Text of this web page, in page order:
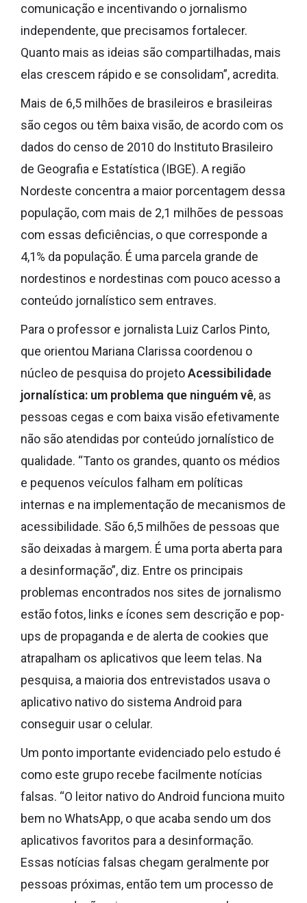
comunicação e incentivando o jornalismo
independente, que precisamos fortalecer.
Quanto mais as ideias são compartilhadas, mais
elas crescem rápido e se consolidam”, acredita.
Mais de 6,5 milhões de brasileiros e brasileiras
são cegos ou têm baixa visão, de acordo com os
dados do censo de 2010 do Instituto Brasileiro
de Geografia e Estatística (IBGE). A região
Nordeste concentra a maior porcentagem dessa
população, com mais de 2,1 milhões de pessoas
com essas deficiências, o que corresponde a
4,1% da população. É uma parcela grande de
nordestinos e nordestinas com pouco acesso a
conteúdo jornalístico sem entraves.
Para o professor e jornalista Luiz Carlos Pinto,
que orientou Mariana Clarissa coordenou o
núcleo de pesquisa do projetoAcessibilidade
jornalística: um problema que ninguém vê, as
pessoas cegas e com baixa visão efetivamente
não são atendidas por conteúdo jornalístico de
qualidade. “Tanto os grandes, quanto os médios
e pequenos veículos falham em políticas
internas e na implementação de mecanismos de
acessibilidade. São 6,5 milhões de pessoas que
são deixadas à margem. É uma porta aberta para
a desinformação”, diz. Entre os principais
problemas encontrados nos sites de jornalismo
estão fotos, links e ícones sem descrição e pop-
ups de propaganda e de alerta de cookies que
atrapalham os aplicativos que leem telas. Na
pesquisa, a maioria dos entrevistados usava o
aplicativo nativo do sistema Android para
conseguir usar o celular.
Um ponto importante evidenciado pelo estudo é
como este grupo recebe facilmente notícias
falsas. “O leitor nativo do Android funciona muito
bem no WhatsApp, o que acaba sendo um dos
aplicativos favoritos para a desinformação.
Essas notícias falsas chegam geralmente por
pessoas próximas, então tem um processo de